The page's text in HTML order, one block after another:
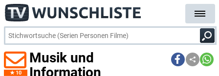
10
Musik und
Information